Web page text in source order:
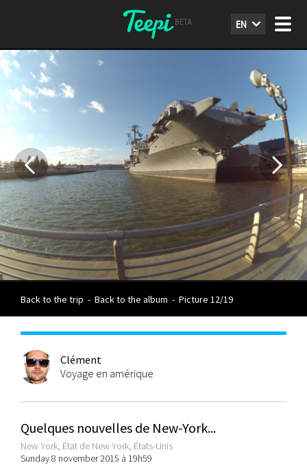
EN
Back to the trip - Back to the album - Picture 12/19
Clément
Voyage en amérique
Quelques nouvelles de New-York...
New York, État de New York, États-Unis
Sunday 8 november 2015 à 19h59